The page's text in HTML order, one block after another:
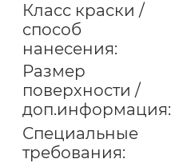
Класс краски /
способ
нанесения:
Размер
поверхности /
доп.информация:
Специальные
требования: